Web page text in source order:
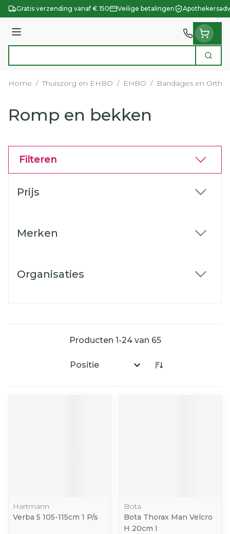
Ga naar de inhoud
Gratis verzending vanaf € 150 Veilige betalingen
Menu
Zoek
Home / Thuiszorg en EHBO / EHBO / Bandages en
Romp en bekken
Filteren
Prijs
Merken
Organisaties
Producten 1-24van 65
Sorteer op:
Hartmann
Verba 5 105-115cm 1 P/s
Bota
Bota Thorax Man Velcro
H 20cm l